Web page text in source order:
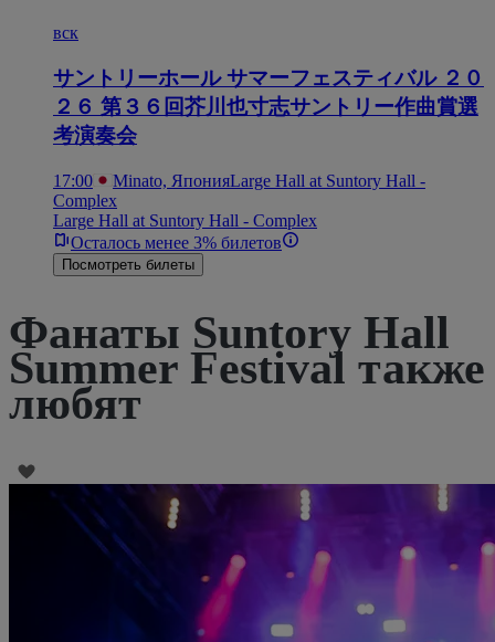
вск
サントリーホール サマーフェスティバル ２０
２６ 第３６回芥川也寸志サントリー作曲賞選
考演奏会
17:00 Minato, ЯпонияLarge Hall at Suntory Hall -
Complex
Large Hall at Suntory Hall - Complex
Осталось менее 3% билетов
Посмотреть билеты
Фанаты Suntory Hall
Summer Festival также
любят